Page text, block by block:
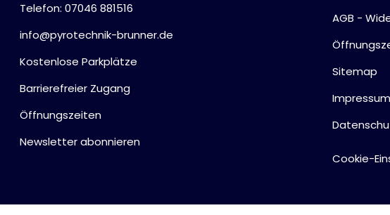
Telefon: 07046 881516
info@pyrotechnik-brunner.de
Kostenlose Parkplätze
Barrierefreier Zugang
Öffnungszeiten
Newsletter abonnieren
AGB -
Sitemap
Impressum
Cookie-